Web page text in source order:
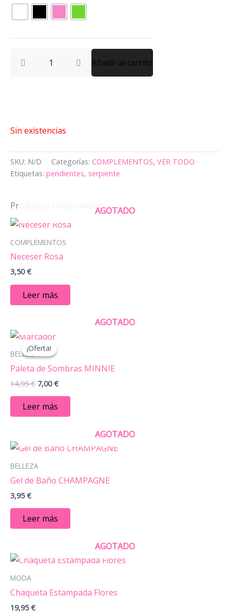
cantidad
Añadir al carrito
Sin existencias
SKU: N/D Categorías: COMPLEMENTOS, VER TODO
Etiquetas: pendientes, serpiente
Productos relacionadosAGOTADO
COMPLEMENTOS
Neceser Rosa
3,50€
Leer más
¡Oferta!
AGOTADO
¡Oferta!
BELLEZA
Paleta de Sombras MINNIE
14,95€
El
precio
original
era:
14,95 €.
7,00€
7,00 €.
Leer más
AGOTADO
BELLEZA
Gel de Baño CHAMPAGNE
3,95€
Leer más
AGOTADO
MODA
Chaqueta Estampada Flores
19,95€